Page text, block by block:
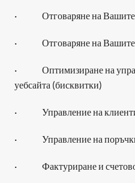
·              Отговаряне на
·              Отговаряне на
·              Оптимизиране на
уебсайта (бисквитки)
·              Управление на
·              Управление на
·              Фактуриране и